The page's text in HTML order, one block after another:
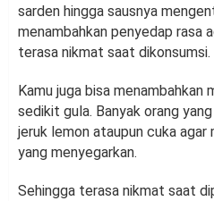
sarden hingga sausnya
menambahkan penyedap rasa
terasa nikmat saat dikonsumsi.
Kamu juga bisa menambahkan
sedikit gula. Banyak orang
jeruk lemon ataupun cuka agar
yang menyegarkan.
Sehingga terasa nikmat saat